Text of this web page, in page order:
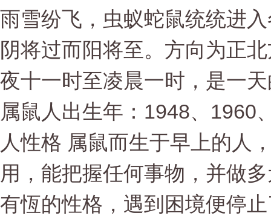
雨雪纷飞，虫蚁蛇鼠统统进
阴将过而阳将至。方向为正
夜十一时至凌晨一时，是一
属鼠人出生年：1948、1960
人性格 属鼠而生于早上的人
用，能把握任何事物，并做
有恆的性格，遇到困境便停